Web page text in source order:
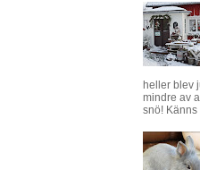
heller blev
mindre av
snö! Känns